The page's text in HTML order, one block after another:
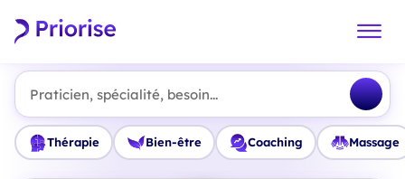
Praticien, spécialité, besoin...
Thérapie Bien-être Coaching Massage